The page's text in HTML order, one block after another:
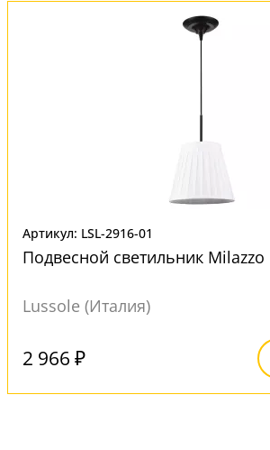
Артикул: LSL-2916-01
Подвесной светильник Milazzo
Lussole (Италия)
2 966 ₽